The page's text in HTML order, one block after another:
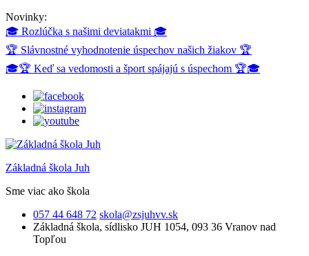
Novinky:
🎓 Rozlúčka s našimi deviatakmi 🎓
🏆 Slávnostné vyhodnotenie úspechov našich žiakov 🏆
🎓🏆 Keď sa vedomosti a šport spájajú s úspechom 🏆🎓
Základná škola Juh
Sme viac ako škola
057 44 648 72 skola@zsjuhvv.sk
Základná škola, sídlisko JUH 1054, 093 36 Vranov nad
Topľou